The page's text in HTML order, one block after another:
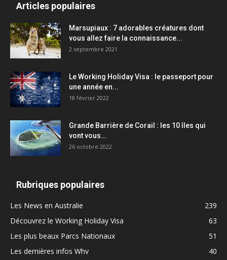
Articles populaires
Marsupiaux : 7 adorables créatures dont
vous allez faire la connaissance...
2 septembre 2021
Le Working Holiday Visa : le passeport pour
une année en...
18 février 2022
Grande Barrière de Corail : les 10 îles qui
vont vous...
26 octobre 2022
Rubriques populaires
Les News en Australie
239
Découvrez le Working Holiday Visa
63
Les plus beaux Parcs Nationaux
51
Les dernières infos Whv
40